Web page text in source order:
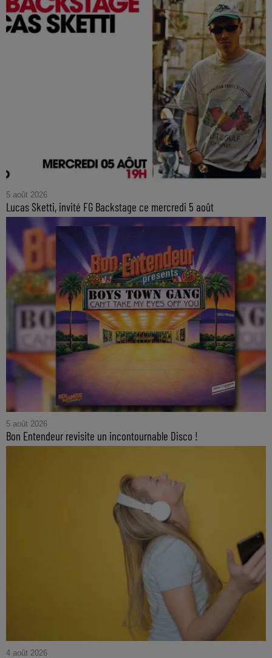
5 août 2026
Lucas Sketti, invité FG Backstage ce mercredi 5 août
5 août 2026
Bon Entendeur revisite un incontournable Disco !
4 août 2026